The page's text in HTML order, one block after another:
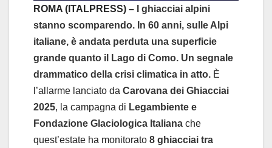
a
y
V
i
d
ROMA (ITALPRESS) –
I ghiacciai alpini
stanno scomparendo. In 60 anni, sulle Alpi
italiane, è andata perduta una superficie
grande quanto il Lago di Como. Un segnale
drammatico della crisi climatica in atto. È
l’allarme lanciato da Carovana dei Ghiacciai
2025, la campagna di Legambiente e
Fondazione Glaciologica Italiana che
quest’estate ha monitorato 8 ghiacciai tra